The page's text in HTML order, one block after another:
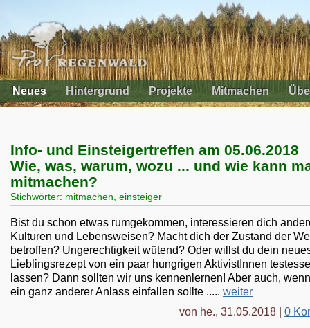
Neues Hintergrund Projekte Mitmachen
Info- und Einsteigertreffen am 05.06.2018
Wie, was, warum, wozu ... und wie kann
mitmachen?
Stichwörter: mitmachen, einsteiger
Bist du schon etwas rumgekommen, interessieren dich
Kulturen und Lebensweisen? Macht dich der Zustand der
betroffen? Ungerechtigkeit wütend? Oder willst du dein
Lieblingsrezept von ein paar hungrigen AktivistInnen
lassen? Dann sollten wir uns kennenlernen! Aber auch,
ein ganz anderer Anlass einfallen sollte ..... weiter
von he., 31.05.2018 | 0